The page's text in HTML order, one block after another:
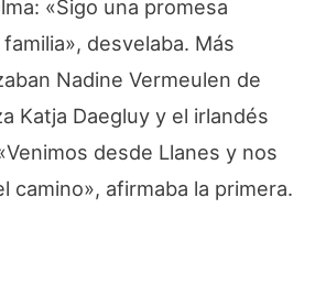
«Sigo una promesa
desvelaba. Más
Nadine Vermeulen de
Katja Daegluy y el irlandés
desde Llanes y nos
camino», afirmaba la primera.